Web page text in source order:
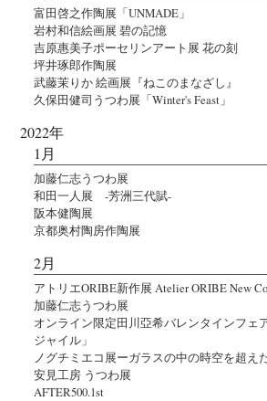
富田啓之作陶展「UNMADE」
岩村和信絵画展 碧の記憶
吉原惠美子ポーセリンアート展 花の刻
坪井琢郎作陶展
武藤茉りか 絵画展『ねこのまなざし』
久保田健司うつわ展「Winter's Feast」
2022年
1月
加藤仁志うつわ展
和田一人展 -芳洲三代賦-
阪本健陶展
京都奥村陶房作陶展
2月
アトリエORIBE新作展 Atelier ORIBE New
加藤仁志うつわ展
オンライン限定田川亞希バレンタインフェ
ジャイル」
ノグチミエコ展ーガラスの中の時空を超え
安見工房 うつわ展
AFTER500.1st